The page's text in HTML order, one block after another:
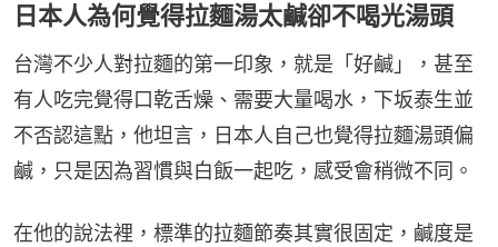
日本人為何覺得拉麵湯太鹹卻不喝光湯頭
台灣不少人對拉麵的第一印象，就是「好鹹」，甚至
有人吃完覺得口乾舌燥、需要大量喝水，下坂泰生並
不否認這點，他坦言，日本人自己也覺得拉麵湯頭偏
鹹，只是因為習慣與白飯一起吃，感受會稍微不同。
在他的說法裡，標準的拉麵節奏其實很固定，鹹度是